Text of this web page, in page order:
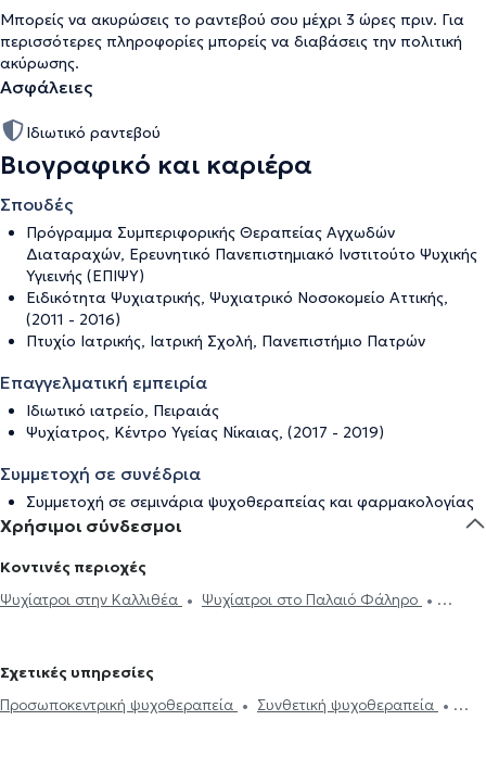
Μπορείς να ακυρώσεις το ραντεβού σου μέχρι 3 ώρες πριν. Για
περισσότερες πληροφορίες μπορείς να διαβάσεις την πολιτική
ακύρωσης.
Ασφάλειες
Ιδιωτικό ραντεβού
Βιογραφικό και καριέρα
Σπουδές
Πρόγραμμα Συμπεριφορικής Θεραπείας Αγχωδών
Διαταραχών, Ερευνητικό Πανεπιστημιακό Ινστιτούτο Ψυχικής
Υγιεινής (ΕΠΙΨΥ)
Ειδικότητα Ψυχιατρικής, Ψυχιατρικό Νοσοκομείο Αττικής,
(2011 - 2016)
Πτυχίο Ιατρικής, Ιατρική Σχολή, Πανεπιστήμιο Πατρών
Επαγγελματική εμπειρία
Ιδιωτικό ιατρείο, Πειραιάς
Ψυχίατρος, Κέντρο Υγείας Νίκαιας, (2017 - 2019)
Συμμετοχή σε συνέδρια
Συμμετοχή σε σεμινάρια ψυχοθεραπείας και φαρμακολογίας
Χρήσιμοι σύνδεσμοι
Κοντινές περιοχές
Ψυχίατροι στην Καλλιθέα
Ψυχίατροι στο Παλαιό Φάληρο
Κόσμο
Ψυχίατροι στο Σύνταγμα
Ψυχίατροι στην Ηλιούπολη
Ψυχίατροι στην Ομόνοια
Ψυχίατροι
Ψυχίατροι στην Αργυρούπολη
Σχετικές υπηρεσίες
Προσωποκεντρική ψυχοθεραπεία
Συνθετική ψυχοθεραπεία